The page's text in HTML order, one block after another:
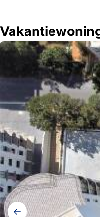
Galerij